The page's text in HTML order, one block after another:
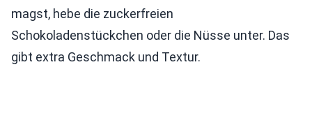
magst, hebe die zuckerfreien
Schokoladenstückchen oder die Nüsse unter. Das
gibt extra Geschmack und Textur.